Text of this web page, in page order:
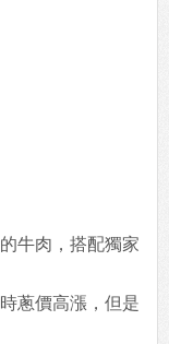
牛肉，搭配獨家
蔥價高漲，但是